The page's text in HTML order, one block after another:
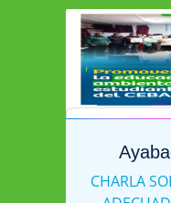
CHARLA